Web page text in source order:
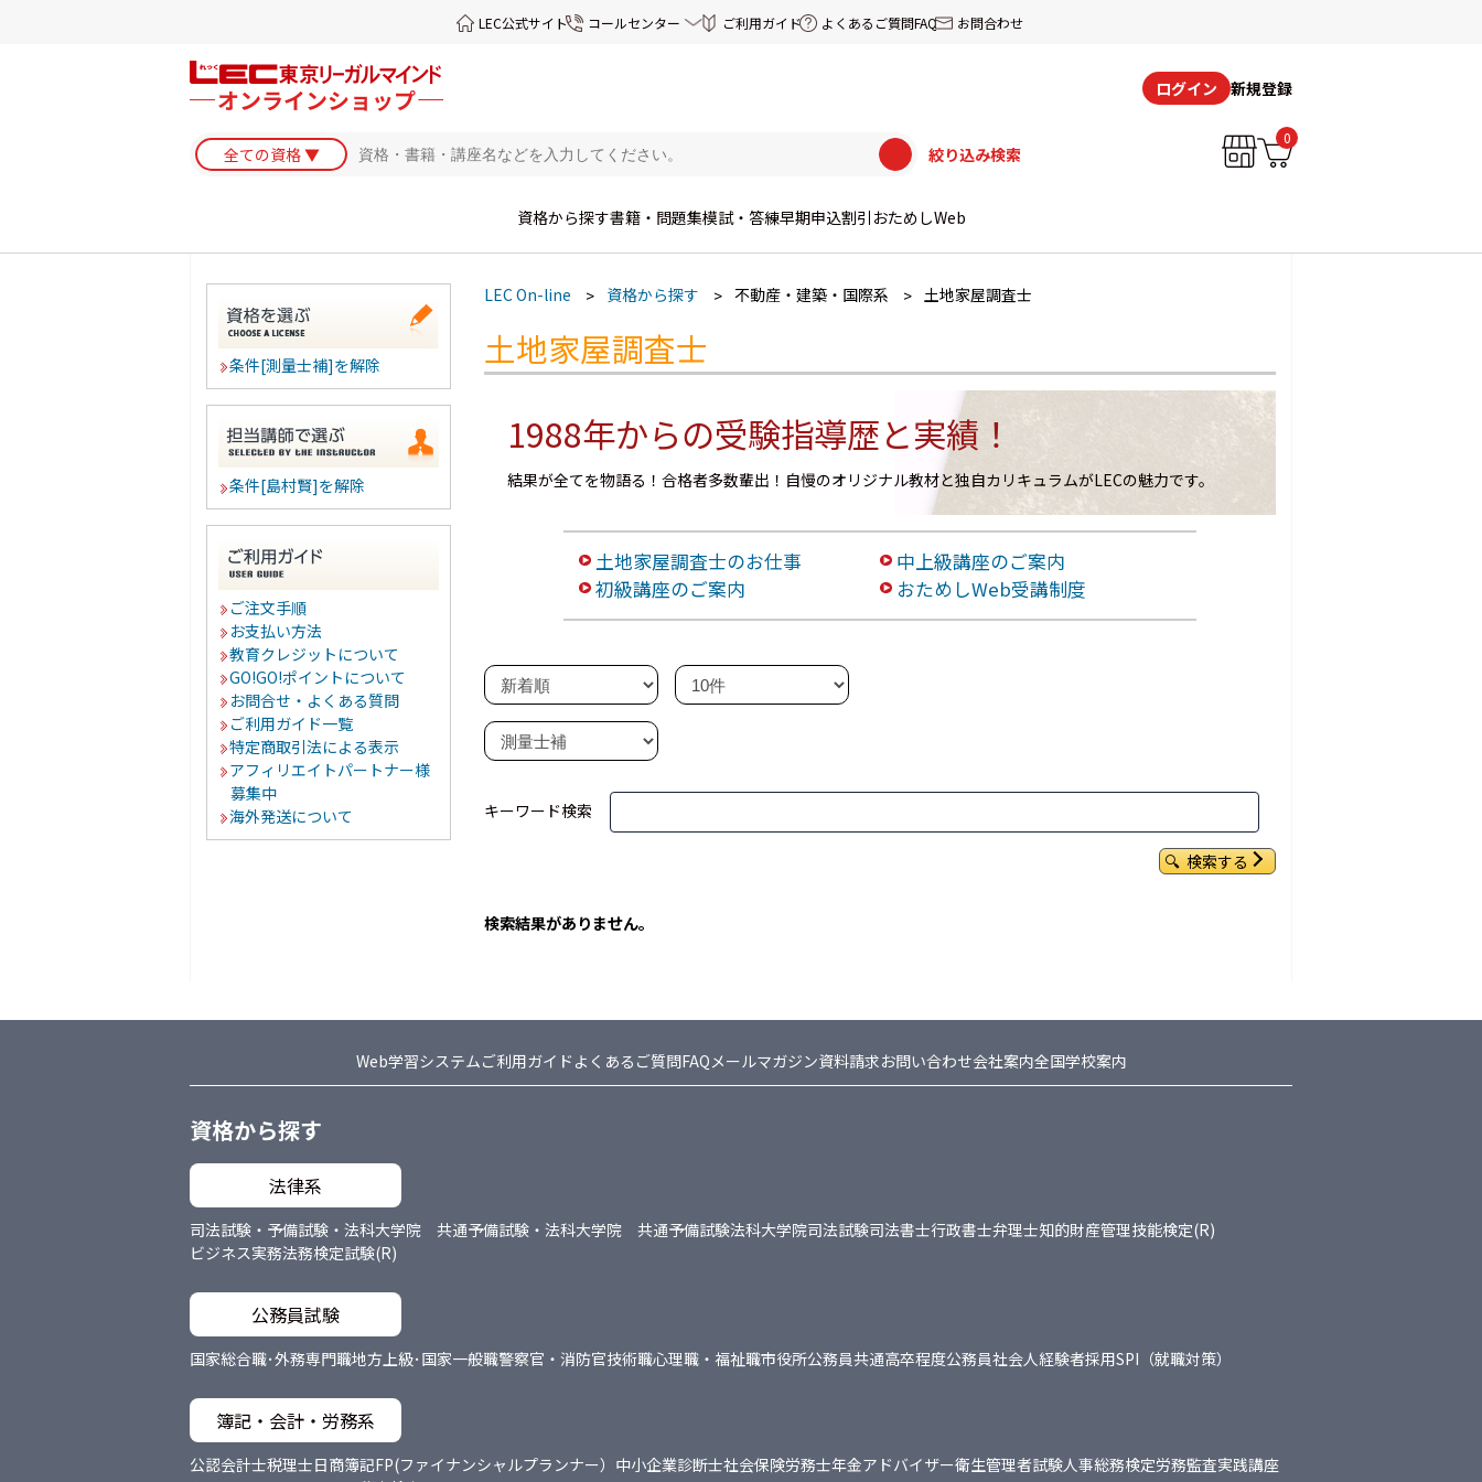
LEC公式サイト コールセンター ご利用ガイド よくあるご質問FAQ お問合わせ
ログイン 新規登録
絞り込み検索
0
資格から探す書籍・問題集模試・答練早期申込割引 おためしWeb
条件[測量士補]を解除
条件[島村賢]を解除
ご注文手順
お支払い方法
教育クレジットについて
GO!GO!ポイントについて
お問合せ・よくある質問
ご利用ガイド一覧
特定商取引法による表示
アフィリエイトパートナー様
募集中
海外発送について
LEC On-line 資格から探す 不動産・建築・国際系 土地家屋調査士
土地家屋調査士
1988年からの受験指導歴と実績！
結果が全てを物語る！合格者多数輩出！自慢のオリジナル教材と独自カリキュラムがLECの魅力です。
土地家屋調査士のお仕事
初級講座のご案内
中上級講座のご案内
おためしWeb受講制度
キーワード検索
検索する
検索結果がありません。
Web学習システムご利用ガイド よくあるご質問FAQメールマガジン資料請求お問い合わせ会社案内全国学校案内
資格から探す
法律系
司法試験・予備試験・法科大学院 共通予備試験・法科大学院 共通予備試験法科大学院司法試験司法書士行政書士弁理士知的財産管理技能検定(R)
ビジネス実務法務検定試験(R)
公務員試験
国家総合職･外務専門職地方上級･国家一般職警察官・消防官技術職心理職・福祉職市役所公務員共通高卒程度公務員社会人経験者採用SPI（就職対策）
簿記・会計・労務系
公認会計士税理士日商簿記FP(ファイナンシャルプランナー） 中小企業診断士社会保険労務士年金アドバイザー衛生管理者試験人事総務検定労務監査実践講座